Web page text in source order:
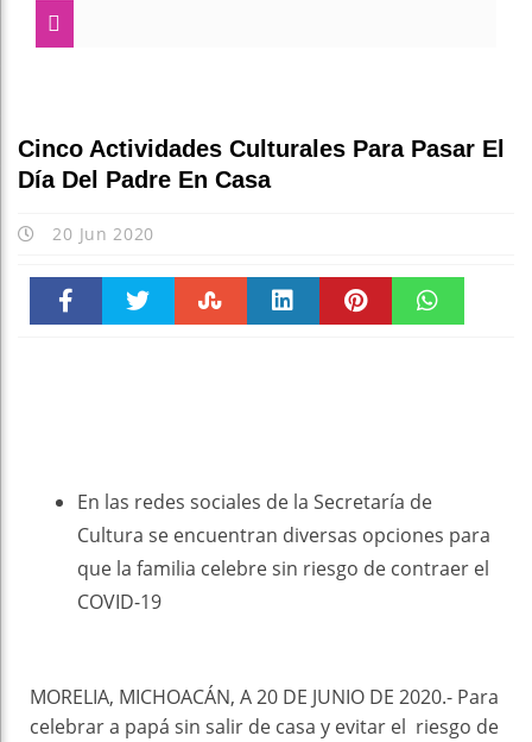
Cinco Actividades Culturales Para Pasar El
Día Del Padre En Casa
20 Jun 2020
En las redes sociales de la Secretaría de
Cultura se encuentran diversas opciones para
que la familia celebre sin riesgo de contraer el
COVID-19
MORELIA, MICHOACÁN, A 20 DE JUNIO DE 2020.- Para
celebrar a papá sin salir de casa y evitar el riesgo de